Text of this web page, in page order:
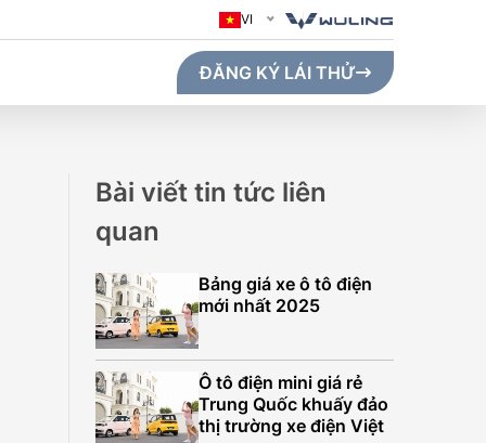
VI
ĐĂNG KÝ LÁI THỬ
Bài viết tin tức liên
quan
Bảng giá xe ô tô điện
mới nhất 2025
Ô tô điện mini giá rẻ
Trung Quốc khuấy đảo
thị trường xe điện Việt